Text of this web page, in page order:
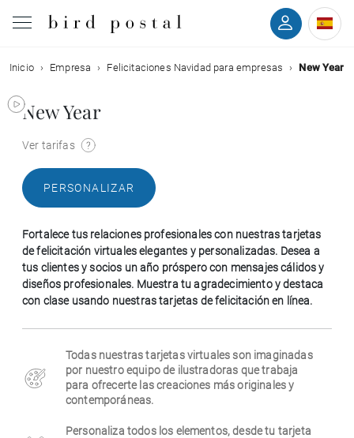
Boda
Nacimiento
Comunión
Condolencias
Cumpleaños
Empresa
Inicio Empresa Felicitaciones Navidad para empresas New Year
New Year
Ver tarifas
PERSONALIZAR
Fortalece tus relaciones profesionales con nuestras tarjetas
de felicitación virtuales elegantes y personalizadas. Desea a
tus clientes y socios un año próspero con mensajes cálidos y
diseños profesionales. Muestra tu agradecimiento y destaca
con clase usando nuestras tarjetas de felicitación en línea.
Todas nuestras tarjetas virtuales son imaginadas
por nuestro equipo de ilustradoras que trabaja
para ofrecerte las creaciones más originales y
contemporáneas.
Personaliza todos los elementos, desde tu tarjeta